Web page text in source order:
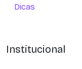
Dicas
Institucional